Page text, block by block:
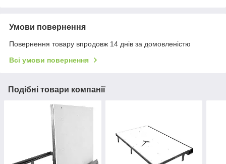
Умови повернення
Повернення товару впродовж 14 днів за домовленістю
Всі умови повернення
Подібні товари компанії